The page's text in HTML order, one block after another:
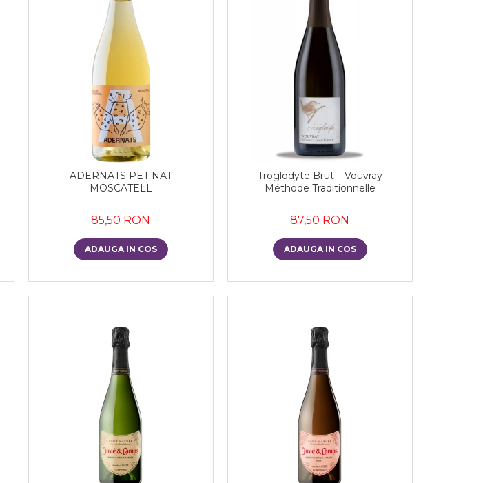
ADERNATS PET NAT
MOSCATELL
85,50 RON
ADAUGA IN COS
Troglodyte Brut – Vouvray
Méthode Traditionnelle
87,50 RON
ADAUGA IN COS